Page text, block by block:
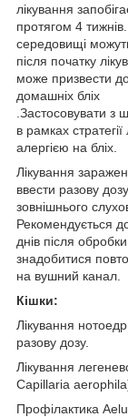
лікування
протягом 4
середовищі
після початку
може призвести
домашніх бліх
.Застосовувати з
в рамках
алергією на бліх.
Лікування
ввести разову
зовнішнього
Рекомендується
днів після
знадобитися
на вушний канал.
Кішки:
Лікування
разову дозу.
Лікування
Capillaria
Профілактика